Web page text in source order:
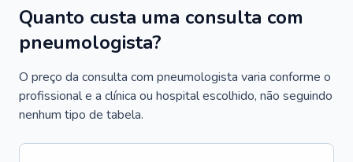
Quanto custa uma consulta com
pneumologista?
O preço da consulta com pneumologista varia conforme o
profissional e a clínica ou hospital escolhido, não seguindo
nenhum tipo de tabela.